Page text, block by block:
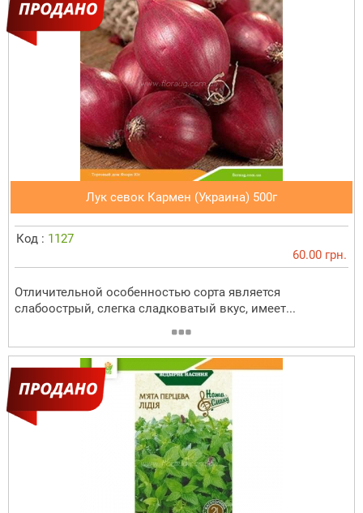
Лук севок Кармен (Украина) 500г
Код : 1127
60.00 грн.
Отличительной особенностью сорта является
слабоострый, слегка сладковатый вкус, имеет...